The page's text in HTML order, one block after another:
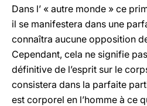
Dans l’ « autre monde » ce
il se manifestera dans une
connaîtra aucune opposition
Cependant, cela ne signifie
définitive de l’esprit sur le
consistera dans la parfaite
est corporel en l’homme à ce